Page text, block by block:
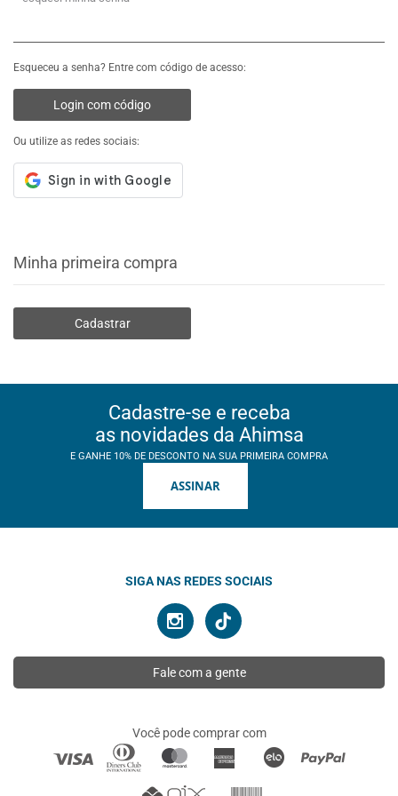
Esqueceu a senha? Entre com código de acesso:
Login com código
Ou utilize as redes sociais:
Minha primeira compra
Cadastrar
Cadastre-se e receba
as novidades da Ahimsa
E GANHE 10% DE DESCONTO NA SUA PRIMEIRA COMPRA
ASSINAR
SIGA NAS REDES SOCIAIS
Fale com a gente
Você pode comprar com